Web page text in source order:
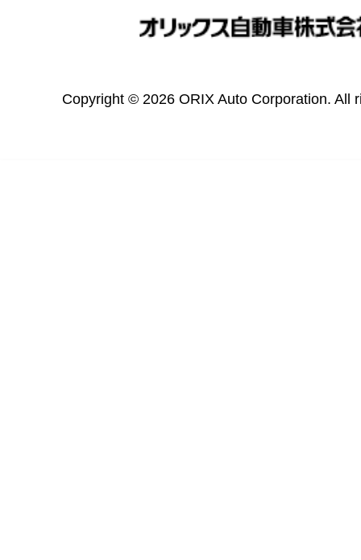
Copyright © 2026 ORIX Auto Corporation. All